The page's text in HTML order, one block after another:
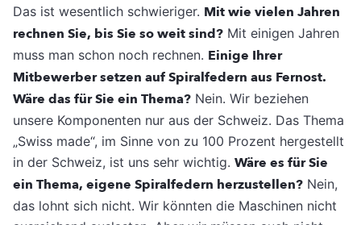
Das ist wesentlich schwieriger. Mit wie vielen Jahren
rechnen Sie, bis Sie so weit sind? Mit einigen Jahren
muss man schon noch rechnen. Einige Ihrer
Mitbewerber setzen auf Spiralfedern aus Fernost.
Wäre das für Sie ein Thema? Nein. Wir beziehen
unsere Komponenten nur aus der Schweiz. Das Thema
„Swiss made“, im Sinne von zu 100 Prozent hergestellt
in der Schweiz, ist uns sehr wichtig. Wäre es für Sie
ein Thema, eigene Spiralfedern herzustellen? Nein,
das lohnt sich nicht. Wir könnten die Maschinen nicht